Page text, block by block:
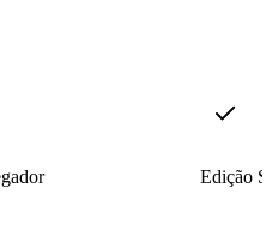
Edição